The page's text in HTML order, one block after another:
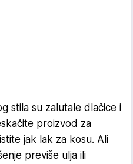
stila su zalutale dlačice i
proizvod za
jak lak za kosu. Ali
previše ulja ili